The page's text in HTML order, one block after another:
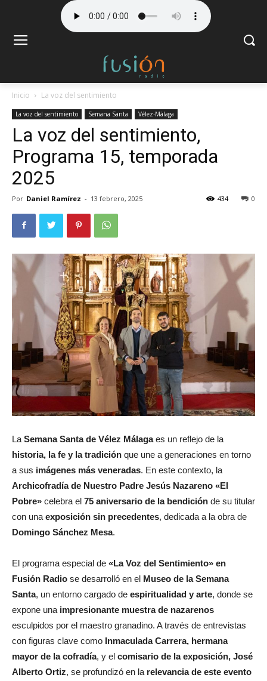
Inicio La voz del sentimiento
La voz del sentimiento Semana Santa Vélez-Málaga
La voz del sentimiento,
Programa 15, temporada
2025
Por Daniel Ramírez - 13 febrero, 2025 0
434
La Semana Santa de Vélez Málagaes un reflejo de la
historia, la fe y la tradición que une a generaciones en torno
a sus imágenes más veneradas. En este contexto, la
Archicofradía de Nuestro Padre Jesús Nazareno «El
Pobre» celebra el 75 aniversario de la bendición de su titular
con una exposición sin precedentes, dedicada a la obra de
Domingo Sánchez Mesa.
El programa especial de «La Voz del Sentimiento» en
Fusión Radio se desarrolló en el Museo de la Semana
Santa, un entorno cargado de espiritualidad y arte, donde se
expone una impresionante muestra de nazarenos
esculpidos por el maestro granadino. A través de entrevistas
con figuras clave como Inmaculada Carrera, hermana
mayor de la cofradía, y el comisario de la exposición, José
Alberto Ortiz, se profundizó en la relevancia de este evento